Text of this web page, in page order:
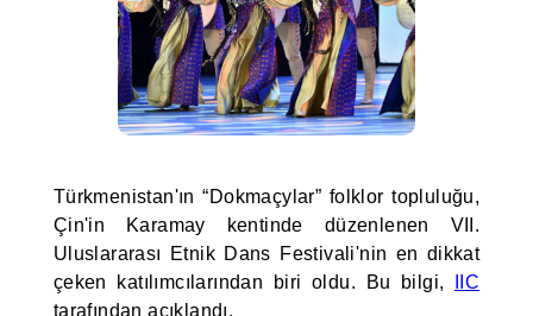
Türkmenistan'ın “Dokmaçylar” folklor topluluğu,
Çin'in Karamay kentinde düzenlenen VII.
Uluslararası Etnik Dans Festivali'nin en dikkat
çeken katılımcılarından biri oldu. Bu bilgi,
IIC
tarafından açıklandı.